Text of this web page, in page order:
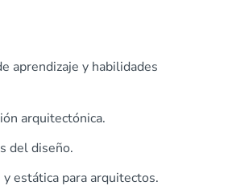
aprendizaje y habilidades
arquitectónica.
del diseño.
estática para arquitectos.